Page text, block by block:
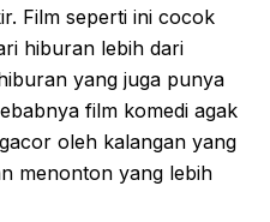
Film seperti ini cocok
hiburan lebih dari
yang juga punya
film komedi agak
gacor oleh kalangan yang
menonton yang lebih